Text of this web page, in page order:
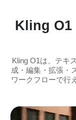
Kling O1
Kling O1は、テキ
成・編集・拡張・
ワークフローで行